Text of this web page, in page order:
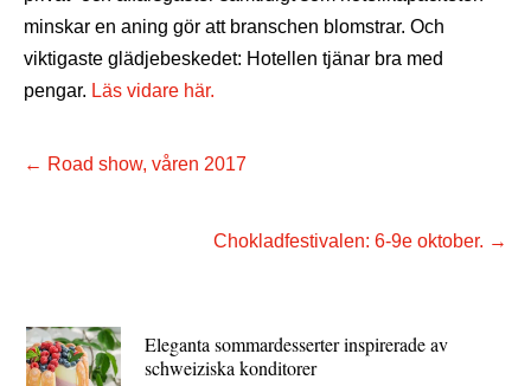
minskar en aning gör att branschen blomstrar. Och
viktigaste glädjebeskedet: Hotellen tjänar bra med
pengar. Läs vidare här.
← Road show, våren 2017
Chokladfestivalen: 6-9e oktober. →
Eleganta sommardesserter inspirerade av
schweiziska konditorer